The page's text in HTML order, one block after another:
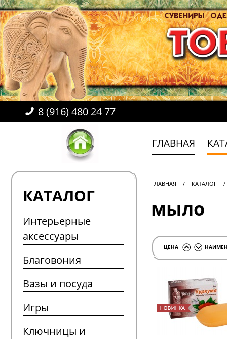
8 (916) 480 24 77
ГЛАВНАЯ
КАТАЛОГ
Интерьерные
аксессуары
Благовония
Вазы и посуда
Игры
Ключницы и
ГЛАВНАЯ / КАТАЛОГ /
мыло
ЦЕНА ↑ ↓